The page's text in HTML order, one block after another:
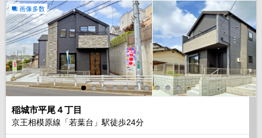
画像多数
稲城市平尾４丁目
京王相模原線「若葉台」駅徒歩24分